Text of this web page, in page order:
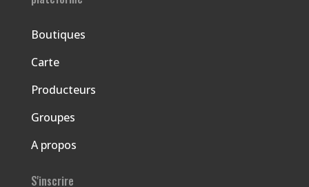
Boutiques
Carte
Producteurs
Groupes
A propos
S'inscrire